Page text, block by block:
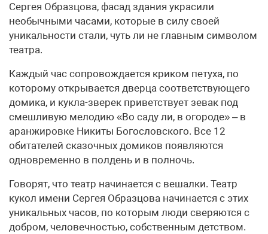
Сергея Образцова, фасад здания украсили
необычными часами, которые в силу своей
уникальности стали, чуть ли не главным символом
театра.
Каждый час сопровождается криком петуха, по
которому открывается дверца соответствующего
домика, и кукла-зверек приветствует зевак под
смешливую мелодию «Во саду ли, в огороде» – в
аранжировке Никиты Богословского. Все 12
обитателей сказочных домиков появляются
одновременно в полдень и в полночь.
Говорят, что театр начинается с вешалки. Театр
кукол имени Сергея Образцова начинается с этих
уникальных часов, по которым люди сверяются с
добром, человечностью, собственным детством.